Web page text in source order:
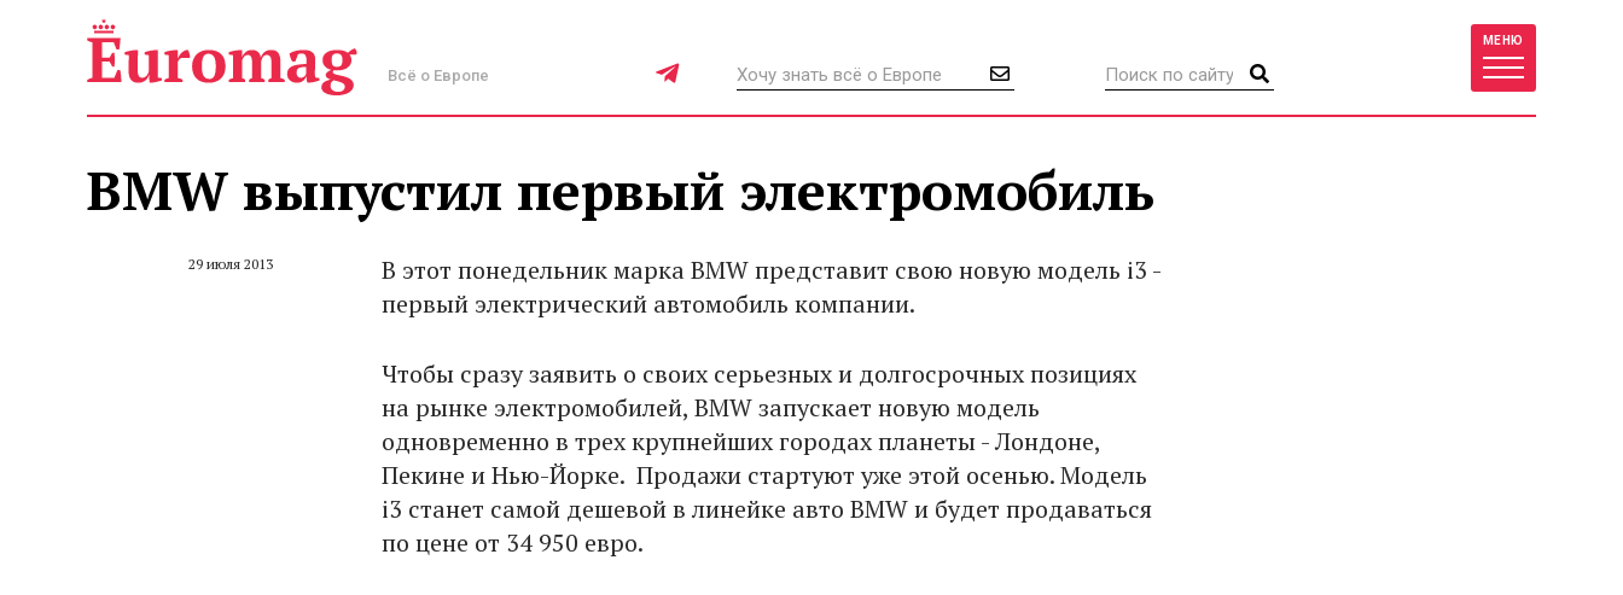
Всё о Европе
МЕНЮ
BMW выпустил первый электромобиль
29 июля 2013
В этот понедельник марка BMW представит свою новую модель i3 -
первый электрический автомобиль компании.
Чтобы сразу заявить о своих серьезных и долгосрочных позициях
на рынке электромобилей, BMW запускает новую модель
одновременно в трех крупнейших городах планеты - Лондоне,
Пекине и Нью-Йорке. Продажи стартуют уже этой осенью. Модель
i3 станет самой дешевой в линейке авто BMW и будет продаваться
по цене от 34 950 евро.